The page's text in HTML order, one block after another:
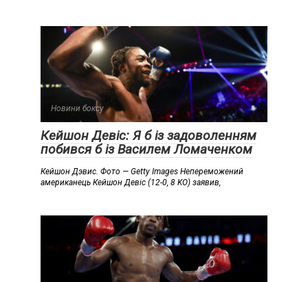
Новини боксу
Кейшон Девіс: Я б із задоволенням
побився б із Василем Ломаченком
Кейшон Дэвис. Фото — Getty Images Непереможений
американець Кейшон Девіс (12-0, 8 KO) заявив,